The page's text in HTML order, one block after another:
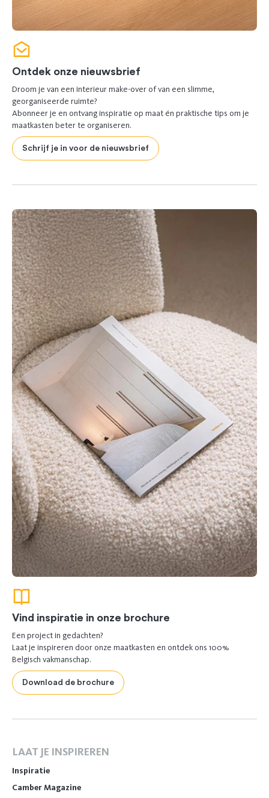
Ontdek onze nieuwsbrief
Droom je van een interieur make-over of van een slimme,
georganiseerde ruimte?
Abonneer je en ontvang inspiratie op maat én praktische tips om je
maatkasten beter te organiseren.
Schrijf je in voor de nieuwsbrief
Vind inspiratie in onze brochure
Een project in gedachten?
Laat je inspireren door onze maatkasten en ontdek ons 100%
Belgisch vakmanschap.
Download de brochure
LAAT JE INSPIREREN
Inspiratie
Camber Magazine